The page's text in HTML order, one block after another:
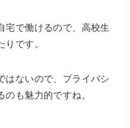
宅で働けるので、高校生
です。
はないので、プライバシ
も魅力的ですね。